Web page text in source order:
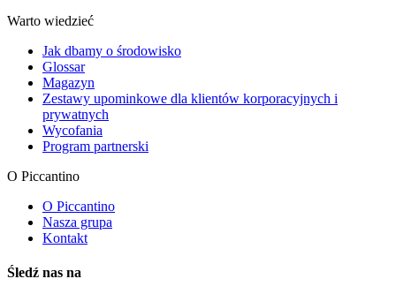
Warto wiedzieć
Jak dbamy o środowisko
Glossar
Magazyn
Zestawy upominkowe dla klientów korporacyjnych i
prywatnych
Wycofania
Program partnerski
O Piccantino
O Piccantino
Nasza grupa
Kontakt
Śledź nas na